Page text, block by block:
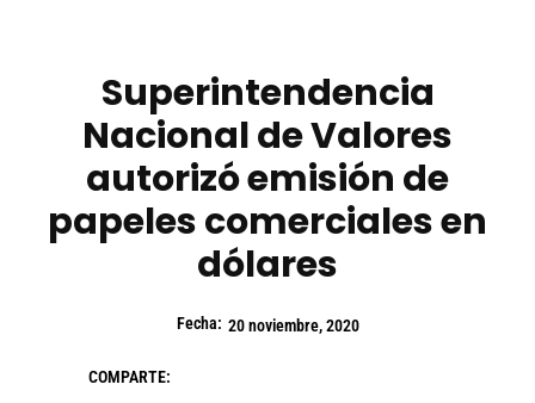
Superintendencia
Nacional de Valores
autorizó emisión de
papeles comerciales en
dólares
Fecha: 20 noviembre, 2020
COMPARTE: